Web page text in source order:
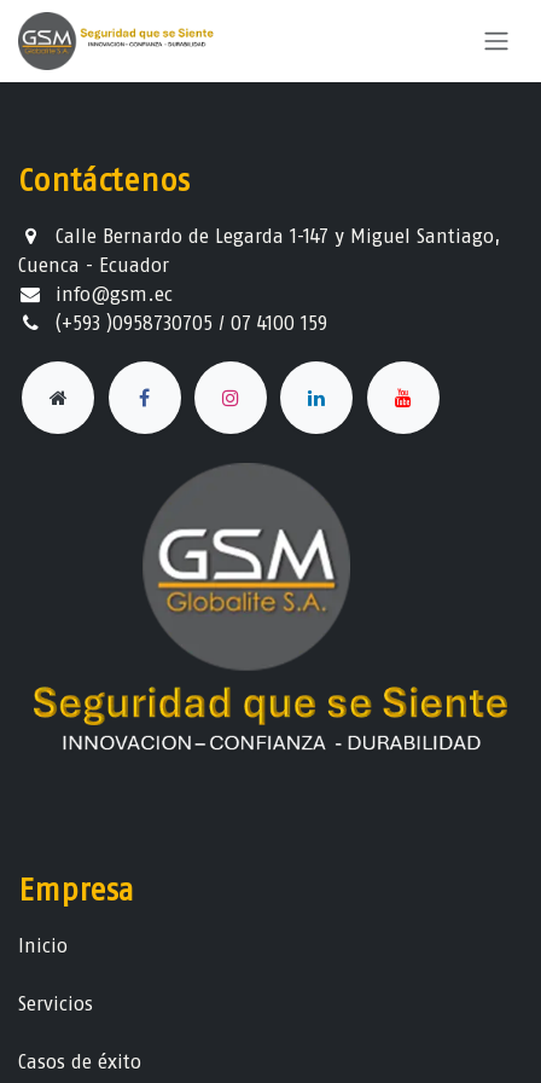
Ir al contenido
Contáctenos
Calle Bernardo de Legarda 1-147 y Miguel Santiago,
Cuenca - Ecuador
info@gsm.ec​
(+593 )0958730705 / 07 4100 159
Empresa
Ini​ci​o
Servicios
Casos de éxito